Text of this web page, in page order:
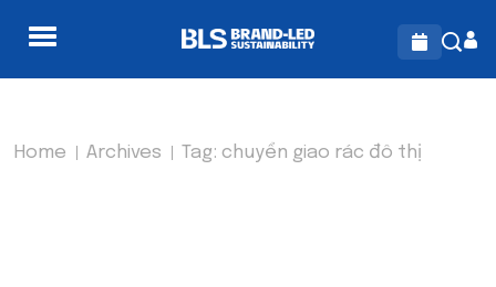
Home Archives Tag: chuyển giao rác đô thị